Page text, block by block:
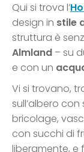
Qui si trova l’
design in stile
struttura è
Almland – su
e con un
Vi si trovano,
sull’albero con
bricolage,
con succhi di
liberamente, e